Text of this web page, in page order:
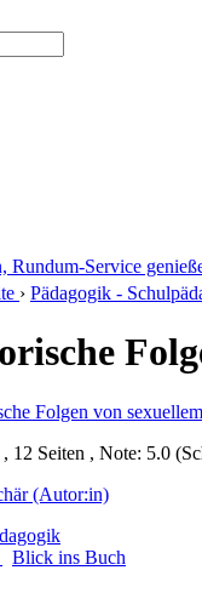
Rundum-Service
› Pädagogik -
12 Seiten , Note: 5.0
(Autor:in)
Blick ins Buch